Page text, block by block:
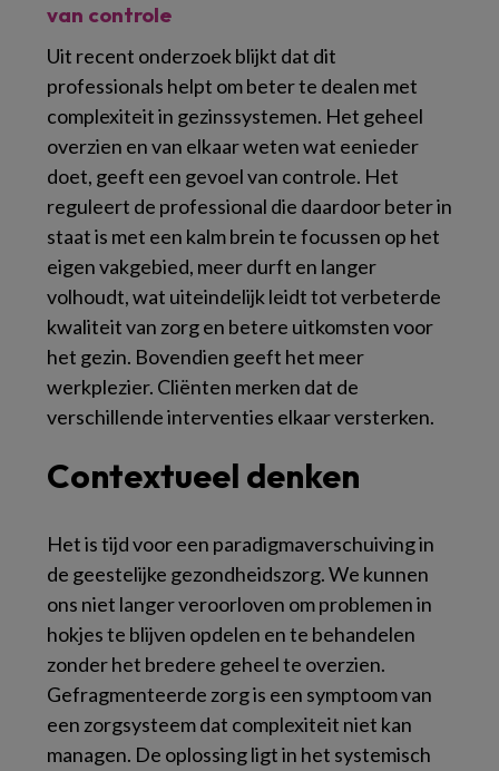
van controle
Uit recent onderzoek blijkt dat dit
professionals helpt om beter te dealen met
complexiteit in gezinssystemen. Het geheel
overzien en van elkaar weten wat eenieder
doet, geeft een gevoel van controle. Het
reguleert de professional die daardoor beter in
staat is met een kalm brein te focussen op het
eigen vakgebied, meer durft en langer
volhoudt, wat uiteindelijk leidt tot verbeterde
kwaliteit van zorg en betere uitkomsten voor
het gezin. Bovendien geeft het meer
werkplezier. Cliënten merken dat de
verschillende interventies elkaar versterken.
Contextueel denken
Het is tijd voor een paradigmaverschuiving in
de geestelijke gezondheidszorg. We kunnen
ons niet langer veroorloven om problemen in
hokjes te blijven opdelen en te behandelen
zonder het bredere geheel te overzien.
Gefragmenteerde zorg is een symptoom van
een zorgsysteem dat complexiteit niet kan
managen. De oplossing ligt in het systemisch